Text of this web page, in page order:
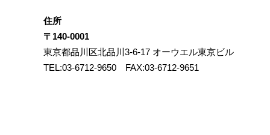
住所
〒140-0001
東京都品川区北品川3-6-17 オーウエル東京ビル
TEL:03-6712-9650 FAX:03-6712-9651